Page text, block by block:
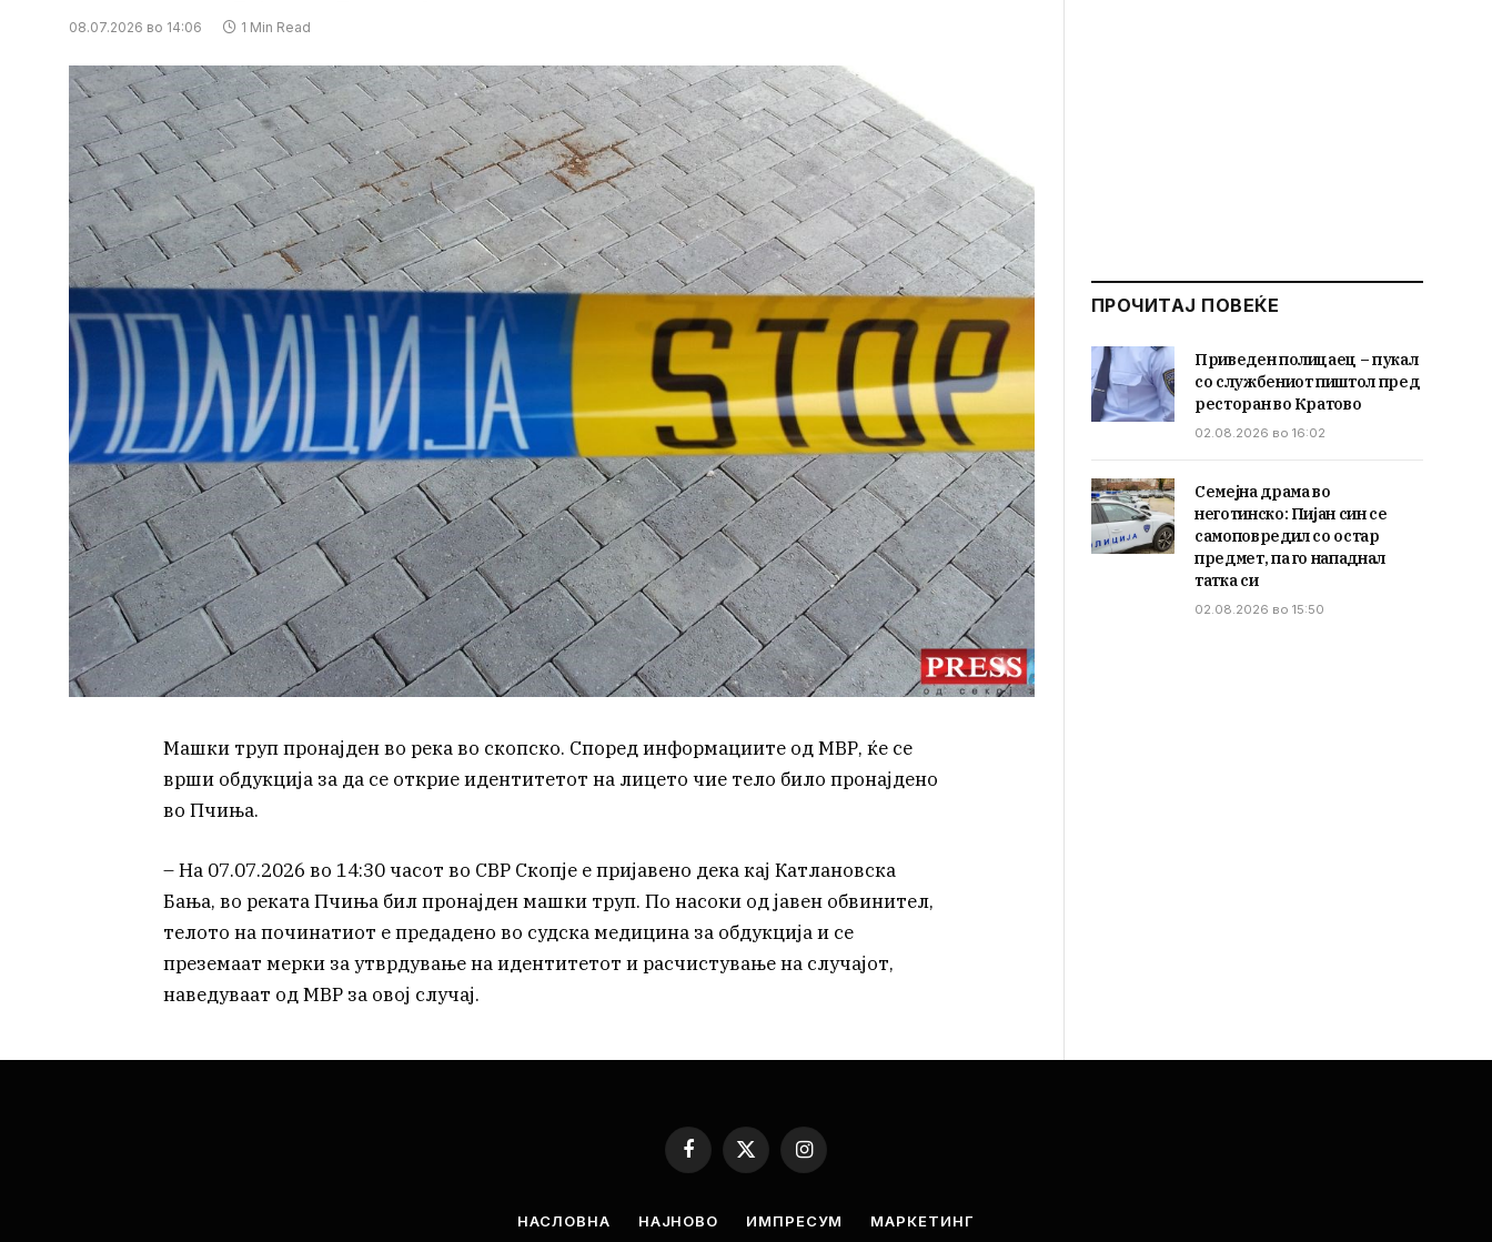
08.07.2026 во 14:06 1 Min Read
Машки труп пронајден во река во скопско. Според информациите од МВР, ќе се
врши обдукција за да се открие идентитетот на лицето чие тело било пронајдено
во Пчиња.
– На 07.07.2026 во 14:30 часот во СВР Скопје е пријавено дека кај Катлановска
Бања, во реката Пчиња бил пронајден машки труп. По насоки од јавен обвинител,
телото на починатиот е предадено во судска медицина за обдукција и се
преземаат мерки за утврдување на идентитетот и расчистување на случајот,
наведуваат од МВР за овој случај.
ПРОЧИТАЈ ПОВЕЌЕ
Приведен полицаец – пукал
со службениот пиштол пред
ресторан во Кратово
02.08.2026 во 16:02
Семејна драма во
неготинско: Пијан син се
самоповредил со остар
предмет, па го нападнал
татка си
02.08.2026 во 15:50
Facebook
X
(Twitter)
Instagram
НАСЛОВНА НАЈНОВО ИМПРЕСУМ МАРКЕТИНГ